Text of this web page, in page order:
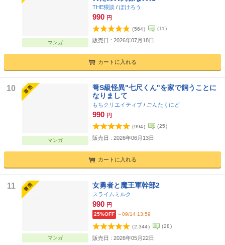
マンガ
THE猥談 / ぽけろう
990 円
(564) (11 )
販売日 : 2026年07月18日
カートに入れる
10
マンガ
弩S級怪異"七尺くん"を家で飼うことに
なりまして
もちクリエイティブ / ごんたくにど
990 円
(994) (25)
販売日 : 2026年06月13日
カートに入れる
11
マンガ
女勇者と魔王軍幹部2
スライムミルク
990 円
25%OFF ～09/14 13:59
(2,344) (28)
販売日 : 2026年05月22日